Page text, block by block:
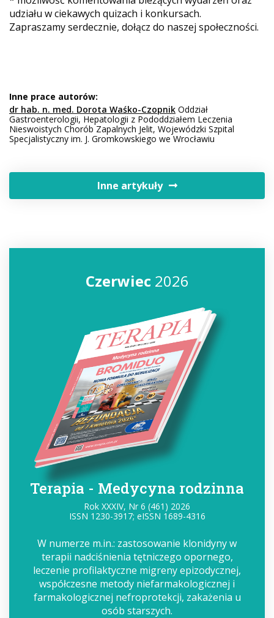
udziału w ciekawych quizach i konkursach.
Zapraszamy serdecznie, dołącz do naszej społeczności.
Inne prace autorów:
dr hab. n. med. Dorota Waśko-Czopnik Oddział
Gastroenterologii, Hepatologii z Pododdziałem Leczenia
Nieswoistych Chorób Zapalnych Jelit, Wojewódzki Szpital
Specjalistyczny im. J. Gromkowskiego we Wrocławiu
Inne artykuły
Czerwiec2026
Terapia - Medycyna rodzinna
Rok XXXIV, Nr 6 (461) 2026
ISSN 1230-3917; eISSN 1689-4316
W numerze m.in.: zastosowanie klonidyny w
terapii nadciśnienia tętniczego opornego,
leczenie profilaktyczne migreny epizodycznej,
współczesne metody niefarmakologicznej i
farmakologicznej nefroprotekcji, zakażenia u
osób starszych.